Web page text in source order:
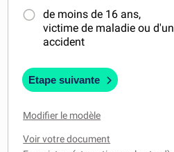
de moins de 16 ans,
victime de maladie ou d'un
accident
Etape suivante
Modifier le modèle
Voir votre document